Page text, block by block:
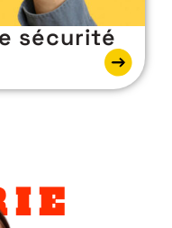
sécurité